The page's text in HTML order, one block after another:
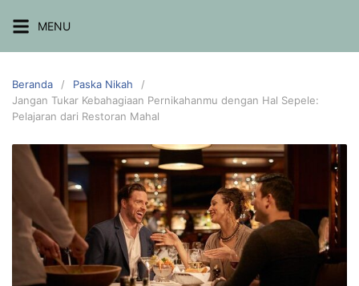
MENU
Beranda
Paska Nikah
Jangan Tukar Kebahagiaan Pernikahanmu dengan Hal Sepele:
Pelajaran dari Restoran Mahal